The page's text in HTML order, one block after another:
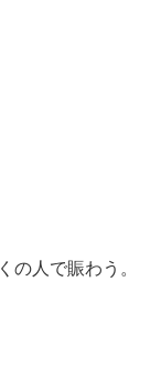
の人で賑わう。